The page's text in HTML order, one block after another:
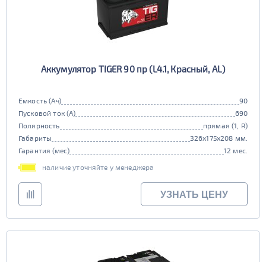
Аккумулятор TIGER 90 пр (L4.1, Красный, AL)
Емкость (Ач)
90
Пусковой ток (А)
690
Полярность
прямая (1, R)
Габариты
326x175x208 мм.
Гарантия (мес)
12 мес.
наличие уточняйте у менеджера
УЗНАТЬ ЦЕНУ